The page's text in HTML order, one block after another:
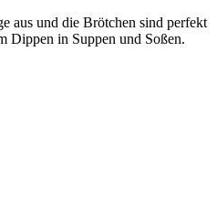
aus und die Brötchen sind perfekt
Dippen in Suppen und Soßen.